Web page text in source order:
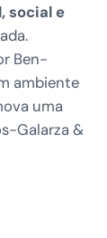
social e
Ben-
ambiente
uma
Galarza &